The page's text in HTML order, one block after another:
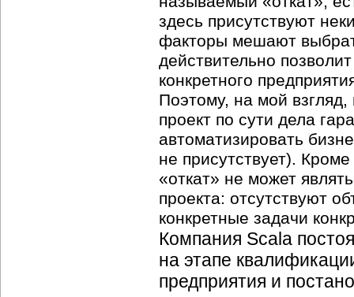
здесь присутствуют
факторы мешают
действительно
конкретного
Поэтому, на мой
проект по сути дела
автоматизировать
не присутствует).
«откат» не может
проекта: отсутствуют
конкретные задачи
Компания Scala
на этапе
предприятия и